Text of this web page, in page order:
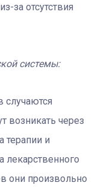
за отсутствия
системы:
случаются
возникать через
терапии и
лекарственного
они произвольно